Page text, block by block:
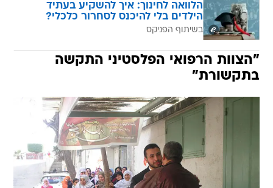
הלוואה לחינוך: איך להשקיע בעתיד
הילדים בלי להיכנס לסחרור כלכלי?
בשיתוף הפניקס
"הצוות הרפואי הפלסטיני התקשה
בתקשורת"